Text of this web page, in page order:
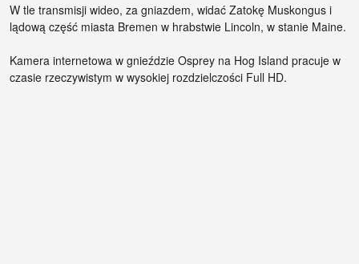
W tle transmisji wideo, za gniazdem, widać Zatokę Muskongus i
lądową część miasta Bremen w hrabstwie Lincoln, w stanie Maine.
Kamera internetowa w gnieździe Osprey na Hog Island pracuje w
czasie rzeczywistym w wysokiej rozdzielczości Full HD.